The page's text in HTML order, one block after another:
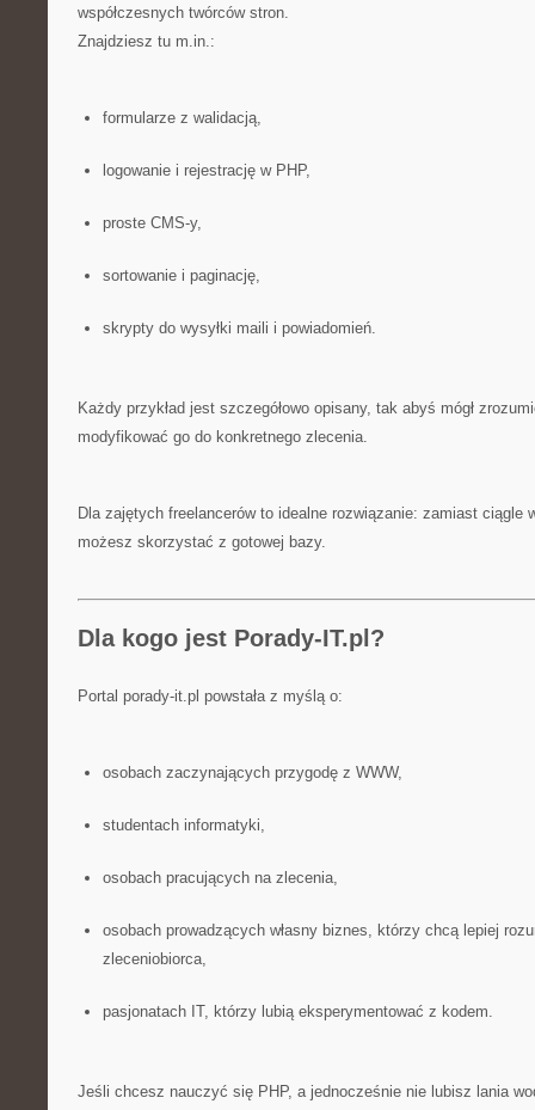
współczesnych twórców stron.
Znajdziesz tu m.in.:
formularze z walidacją,
logowanie i rejestrację w PHP,
proste CMS-y,
sortowanie i paginację,
skrypty do wysyłki maili i powiadomień.
Każdy przykład jest szczegółowo opisany, tak abyś mógł
modyfikować go do konkretnego zlecenia.
Dla zajętych freelancerów to idealne rozwiązanie: zamiast ciągle
możesz skorzystać z gotowej bazy.
Dla kogo jest Porady-IT.pl?
Portal porady-it.pl powstała z myślą o:
osobach zaczynających przygodę z WWW,
studentach informatyki,
osobach pracujących na zlecenia,
osobach prowadzących własny biznes, którzy chcą lepiej
zleceniobiorca,
pasjonatach IT, którzy lubią eksperymentować z kodem.
Jeśli chcesz nauczyć się PHP, a jednocześnie nie lubisz lania